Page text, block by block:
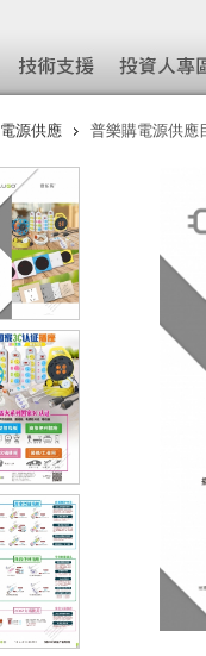
源供應 普樂購電源供應